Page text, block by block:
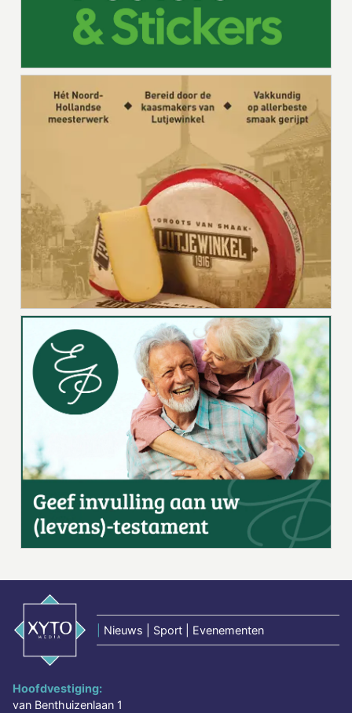
Nieuws | Sport | Evenementen
Hoofdvestiging:
van Benthuizenlaan 1